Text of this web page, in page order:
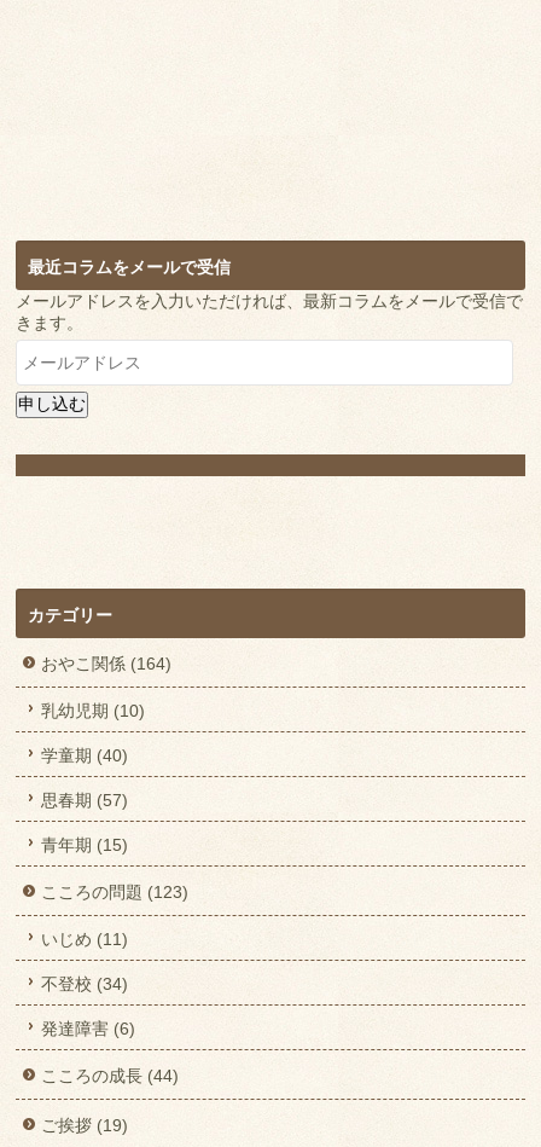
最近コラムをメールで受信
メールアドレスを入力いただければ、最新コラムをメールで受信で
きます。
メ
ー
ル
ア
レ
ス
申し込む
カテゴリー
おやこ関係 (164)
乳幼児期 (10)
学童期 (40)
思春期 (57)
青年期 (15)
こころの問題 (123)
いじめ (11)
不登校 (34)
発達障害 (6)
こころの成長 (44)
ご挨拶 (19)